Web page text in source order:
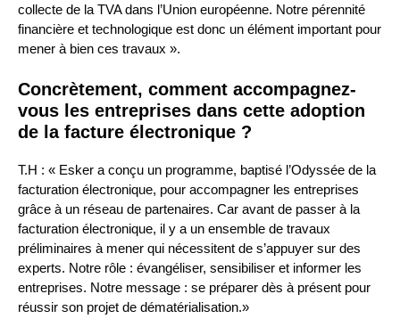
collecte de la TVA dans l’Union européenne. Notre pérennité
financière et technologique est donc un élément important pour
mener à bien ces travaux ».
Concrètement, comment accompagnez-
vous les entreprises dans cette adoption
de la facture électronique ?
T.H : « Esker a conçu un programme, baptisé l’Odyssée de la
facturation électronique, pour accompagner les entreprises
grâce à un réseau de partenaires. Car avant de passer à la
facturation électronique, il y a un ensemble de travaux
préliminaires à mener qui nécessitent de s’appuyer sur des
experts. Notre rôle : évangéliser, sensibiliser et informer les
entreprises. Notre message : se préparer dès à présent pour
réussir son projet de dématérialisation.»